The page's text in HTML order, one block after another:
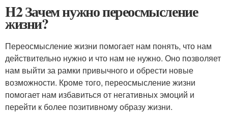
H2 Зачем нужно переосмысление
жизни?
Переосмысление жизни помогает нам понять, что нам
действительно нужно и что нам не нужно. Оно позволяет
нам выйти за рамки привычного и обрести новые
возможности. Кроме того, переосмысление жизни
помогает нам избавиться от негативных эмоций и
перейти к более позитивному образу жизни.